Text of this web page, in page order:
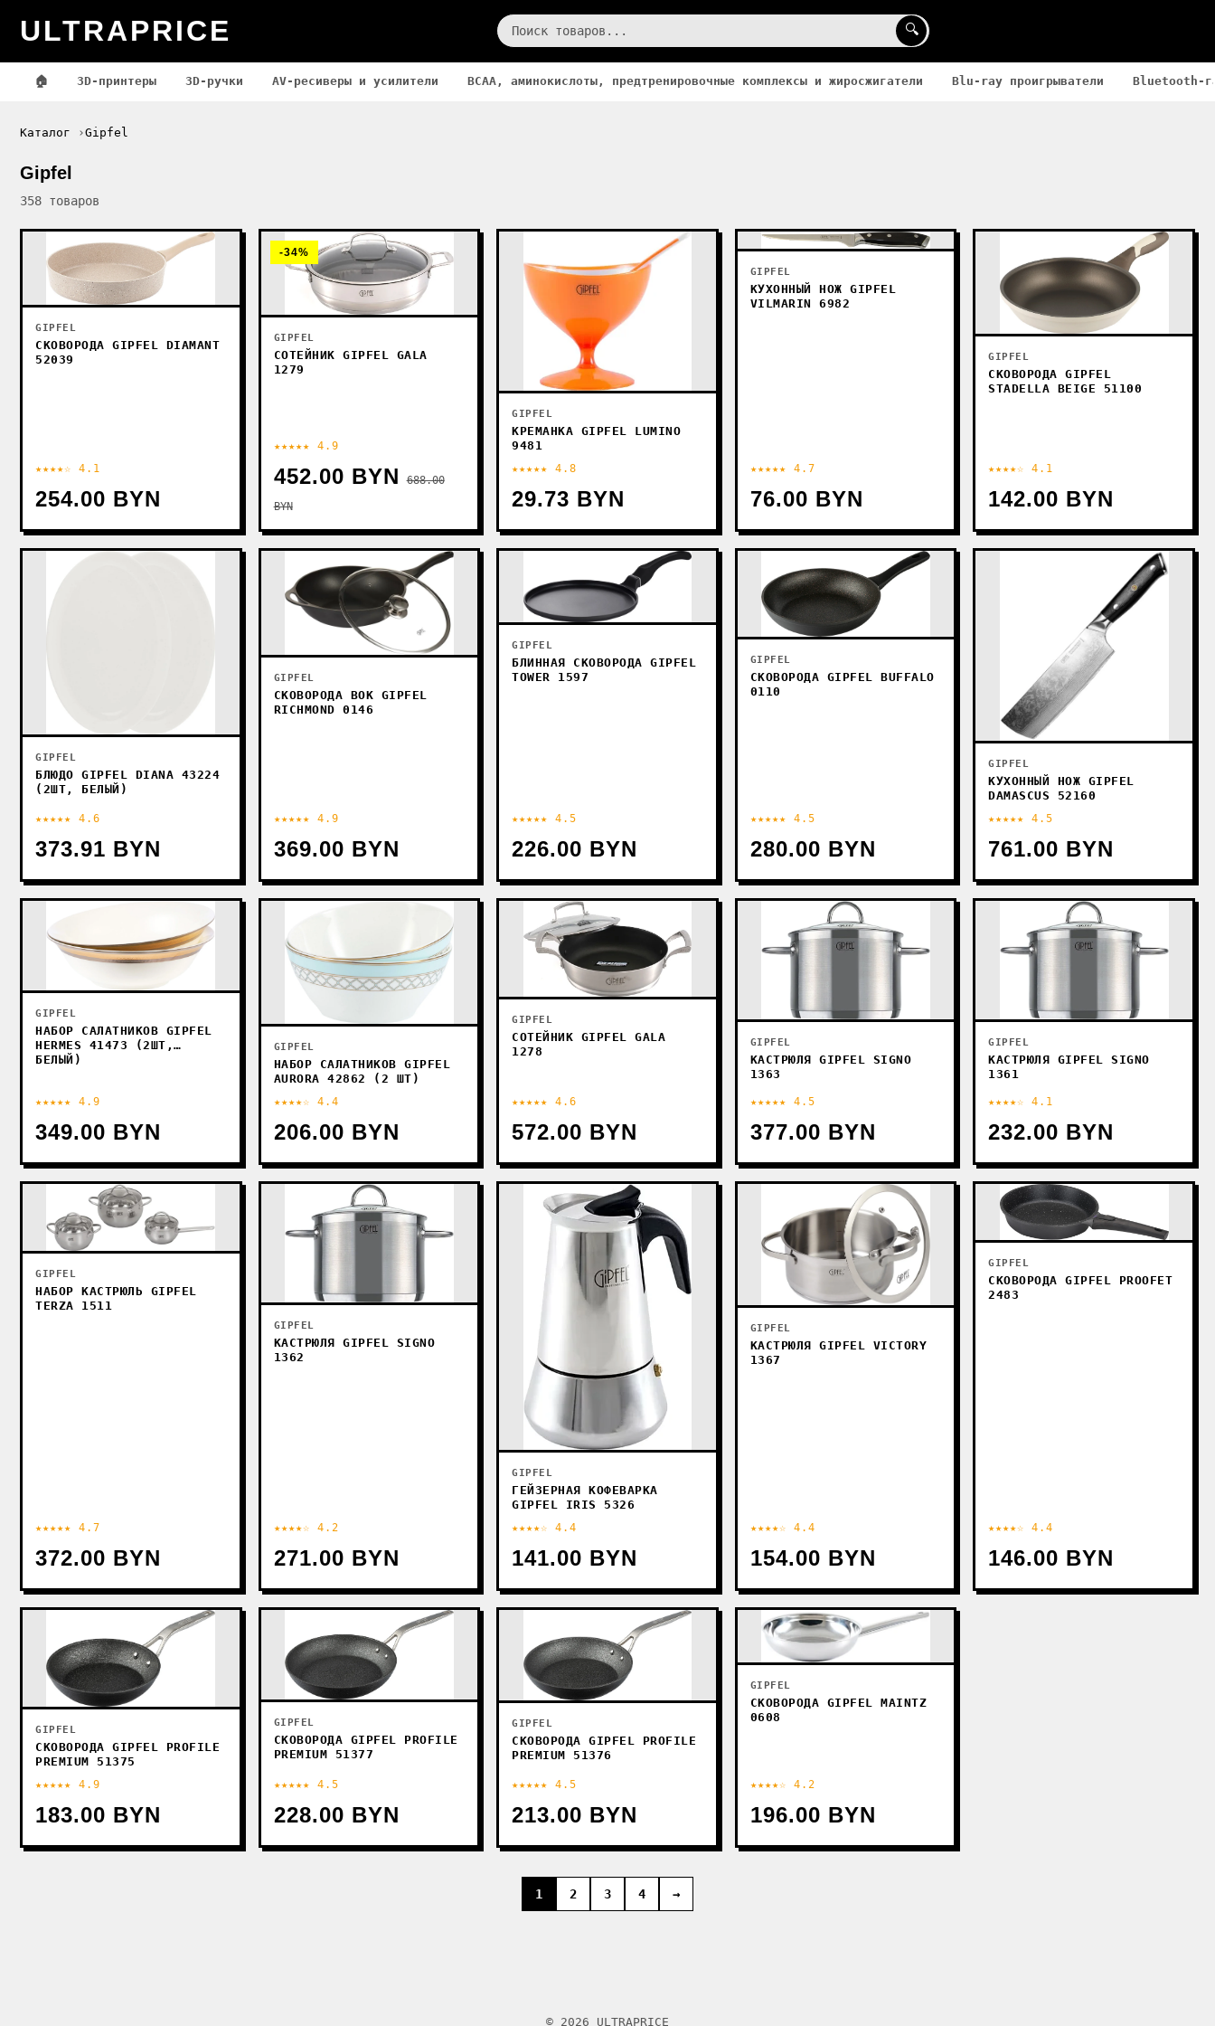
ULTRAPRICE 🔍
🏠 3D-принтеры 3D-ручки AV-ресиверы и усилители BCAA, аминокислоты, предтренировочные комплексы и жиросжигатели Blu-ray проигрыватели Bluetooth-
Каталог Gipfel
Gipfel
358 товаров
GIPFEL
СКОВОРОДА GIPFEL DIAMANT
52039
★★★★☆ 4.1
254.00 BYN
-34%
GIPFEL
СОТЕЙНИК GIPFEL GALA
1279
★★★★★ 4.9
452.00 BYN
688.00
BYN
GIPFEL
КРЕМАНКА GIPFEL LUMINO
9481
★★★★★ 4.8
29.73 BYN
GIPFEL
КУХОННЫЙ НОЖ GIPFEL
VILMARIN 6982
★★★★★ 4.7
76.00 BYN
GIPFEL
СКОВОРОДА GIPFEL
STADELLA BEIGE 51100
★★★★☆ 4.1
142.00 BYN
GIPFEL
БЛЮДО GIPFEL DIANA 43224
(2ШТ, БЕЛЫЙ)
★★★★★ 4.6
373.91 BYN
GIPFEL
СКОВОРОДА ВОК GIPFEL
RICHMOND 0146
★★★★★ 4.9
369.00 BYN
GIPFEL
БЛИННАЯ СКОВОРОДА GIPFEL
TOWER 1597
★★★★★ 4.5
226.00 BYN
GIPFEL
СКОВОРОДА GIPFEL BUFFALO
0110
★★★★★ 4.5
280.00 BYN
GIPFEL
КУХОННЫЙ НОЖ GIPFEL
DAMASCUS 52160
★★★★★ 4.5
761.00 BYN
GIPFEL
НАБОР САЛАТНИКОВ GIPFEL
HERMES 41473 (2ШТ,
БЕЛЫЙ)
★★★★★ 4.9
349.00 BYN
GIPFEL
НАБОР САЛАТНИКОВ GIPFEL
AURORA 42862 (2 ШТ)
★★★★☆ 4.4
206.00 BYN
GIPFEL
СОТЕЙНИК GIPFEL GALA
1278
★★★★★ 4.6
572.00 BYN
GIPFEL
КАСТРЮЛЯ GIPFEL SIGNO
1363
★★★★★ 4.5
377.00 BYN
GIPFEL
КАСТРЮЛЯ GIPFEL SIGNO
1361
★★★★☆ 4.1
232.00 BYN
GIPFEL
НАБОР КАСТРЮЛЬ GIPFEL
TERZA 1511
★★★★★ 4.7
372.00 BYN
GIPFEL
КАСТРЮЛЯ GIPFEL SIGNO
1362
★★★★☆ 4.2
271.00 BYN
GIPFEL
ГЕЙЗЕРНАЯ КОФЕВАРКА
GIPFEL IRIS 5326
★★★★☆ 4.4
141.00 BYN
GIPFEL
КАСТРЮЛЯ GIPFEL VICTORY
1367
★★★★☆ 4.4
154.00 BYN
GIPFEL
СКОВОРОДА GIPFEL PROOFET
2483
★★★★☆ 4.4
146.00 BYN
GIPFEL
СКОВОРОДА GIPFEL PROFILE
PREMIUM 51375
★★★★★ 4.9
183.00 BYN
GIPFEL
СКОВОРОДА GIPFEL PROFILE
PREMIUM 51377
★★★★★ 4.5
228.00 BYN
GIPFEL
СКОВОРОДА GIPFEL PROFILE
PREMIUM 51376
★★★★★ 4.5
213.00 BYN
GIPFEL
СКОВОРОДА GIPFEL MAINTZ
0608
★★★★☆ 4.2
196.00 BYN
1 2 3 4 →
© 2026 ULTRAPRICE